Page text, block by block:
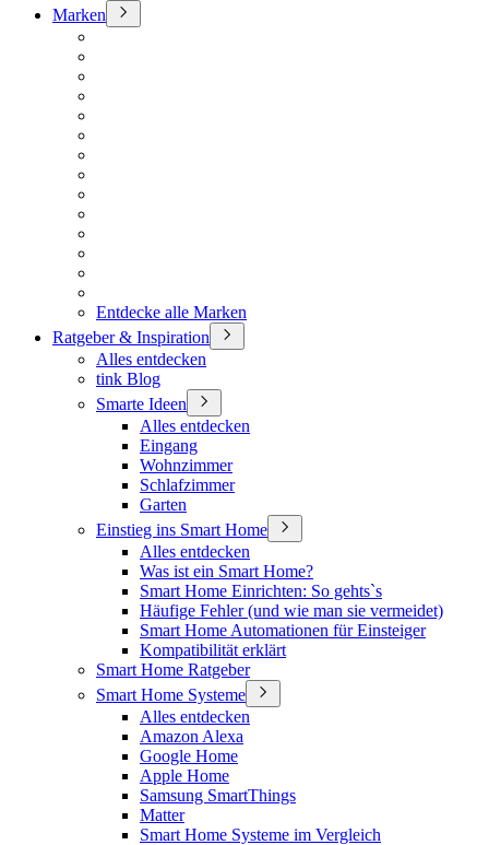
Marken
Entdecke alle Marken
Ratgeber & Inspiration
Alles entdecken
tink Blog
Smarte Ideen
Alles entdecken
Eingang
Wohnzimmer
Schlafzimmer
Garten
Einstieg ins Smart Home
Alles entdecken
Was ist ein Smart Home?
Smart Home Einrichten: So gehts`s
Häufige Fehler (und wie man sie vermeidet)
Smart Home Automationen für Einsteiger
Kompatibilität erklärt
Smart Home Ratgeber
Smart Home Systeme
Alles entdecken
Amazon Alexa
Google Home
Apple Home
Samsung SmartThings
Matter
Smart Home Systeme im Vergleich